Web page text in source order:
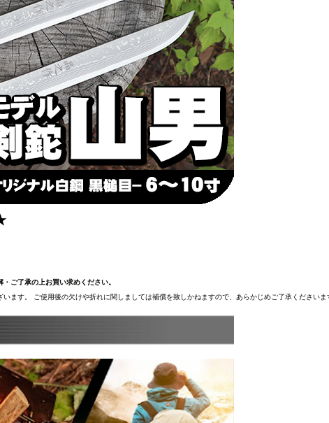
ご了承の上お買い求めください。
ます。 ご使用後の欠けや折れに関しましては補償を致しかねますので、あらかじめご了承くださいま